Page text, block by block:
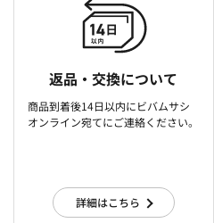
返品・交換について
商品到着後14日以内にビバムサシ
オンライン宛てにご連絡ください。
詳細はこちら